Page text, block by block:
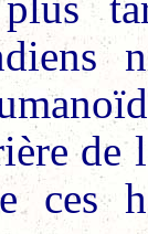
de
ces